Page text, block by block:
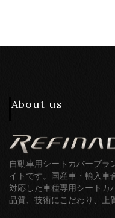
About us
自動車用シートカバーブラ
イトです。国産車・輸入車
対応した車種専用シートカ
品質、技術にこだわり、上